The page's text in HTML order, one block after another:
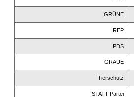
GRÜNE
REP
PDS
GRAUE
Tierschutz
STATT Partei